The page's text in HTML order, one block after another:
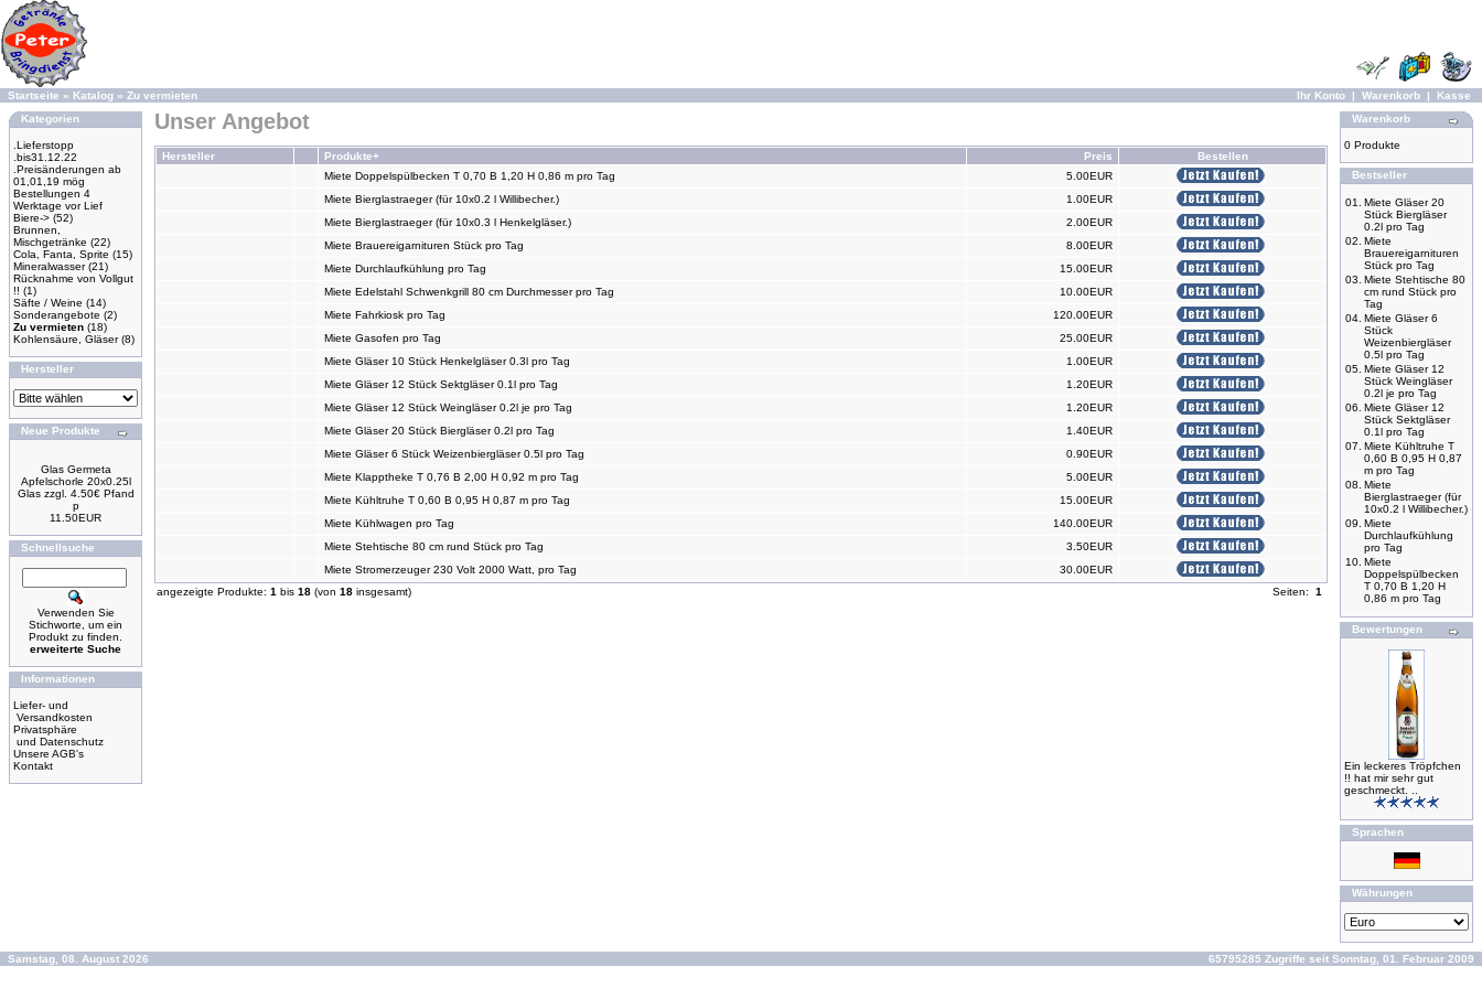
Startseite » Katalog » Zu vermieten Ihr Konto | Warenkorb | Kasse
Kategorien
.Lieferstopp
.bis31.12.22
.Preisänderungen ab
01,01,19 mög
Bestellungen 4
Werktage vor Lief
Biere-> (52)
Brunnen,
Mischgetränke (22)
Cola, Fanta, Sprite (15)
Mineralwasser(21)
Rücknahme von Vollgut
!! (1)
Säfte / Weine (14)
Sonderangebote (2)
Zu vermieten (18)
Kohlensäure, Gläser(8)
Hersteller
Neue Produkte
Glas Germeta
Apfelschorle 20x0.25l
Glas zzgl. 4.50€ Pfand
p
11.50EUR
Schnellsuche
Verwenden Sie
Stichworte, um ein
Produkt zu finden.
erweiterte Suche
Informationen
Liefer- und
Versandkosten
Privatsphäre
und Datenschutz
Unsere AGB's
Kontakt
Unser Angebot
Hersteller Produkte+ Preis
Bestellen
Miete Doppelspülbecken T 0,70 B 1,20 H 0,86 m pro Tag
5.00EUR
Miete Bierglastraeger (für 10x0.2 l Willibecher.)
1.00EUR
Miete Bierglastraeger (für 10x0.3 l Henkelgläser.)
2.00EUR
Miete Brauereigarnituren Stück pro Tag
8.00EUR
Miete Durchlaufkühlung pro Tag
15.00EUR
Miete Edelstahl Schwenkgrill 80 cm Durchmesser pro Tag
10.00EUR
Miete Fahrkiosk pro Tag
120.00EUR
Miete Gasofen pro Tag
25.00EUR
Miete Gläser 10 Stück Henkelgläser 0.3l pro Tag
1.00EUR
Miete Gläser 12 Stück Sektgläser 0.1l pro Tag
1.20EUR
Miete Gläser 12 Stück Weingläser 0.2l je pro Tag
1.20EUR
Miete Gläser 20 Stück Biergläser 0.2l pro Tag
1.40EUR
Miete Gläser 6 Stück Weizenbiergläser 0.5l pro Tag
0.90EUR
Miete Klapptheke T 0,76 B 2,00 H 0,92 m pro Tag
5.00EUR
Miete Kühltruhe T 0,60 B 0,95 H 0,87 m pro Tag
15.00EUR
Miete Kühlwagen pro Tag
140.00EUR
Miete Stehtische 80 cm rund Stück pro Tag
3.50EUR
Miete Stromerzeuger 230 Volt 2000 Watt, pro Tag
30.00EUR
angezeigte Produkte: 1 bis 18 (von 18 insgesamt) Seiten: 1
Warenkorb
0 Produkte
Bestseller
01.
Miete Gläser 20
Stück Biergläser
0.2l pro Tag
02. Miete
Brauereigarnituren
Stück pro Tag
03. Miete Stehtische 80
cm rund Stück pro
Tag
04. Miete Gläser 6
Stück
Weizenbiergläser
0.5l pro Tag
05. Miete Gläser 12
Stück Weingläser
0.2l je pro Tag
06. Miete Gläser 12
Stück Sektgläser
0.1l pro Tag
07. Miete Kühltruhe T
0,60 B 0,95 H 0,87
m pro Tag
08. Miete
Bierglastraeger (für
10x0.2 l Willibecher.)
09. Miete
Durchlaufkühlung
pro Tag
10. Miete
Doppelspülbecken
T 0,70 B 1,20 H
0,86 m pro Tag
Bewertungen
Ein leckeres Tröpfchen
!! hat mir sehr gut
geschmeckt. ..
Sprachen
Währungen
Samstag, 08. August 2026 65795285 Zugriffe seit Sonntag, 01. Februar 2009